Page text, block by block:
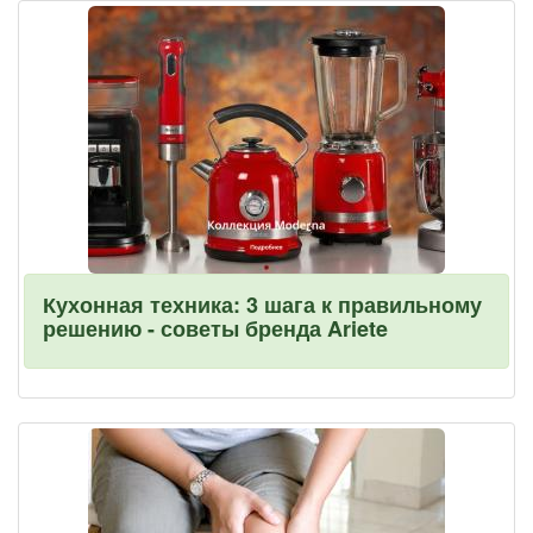
Кухонная техника: 3 шага к правильному
решению - советы бренда Ariete